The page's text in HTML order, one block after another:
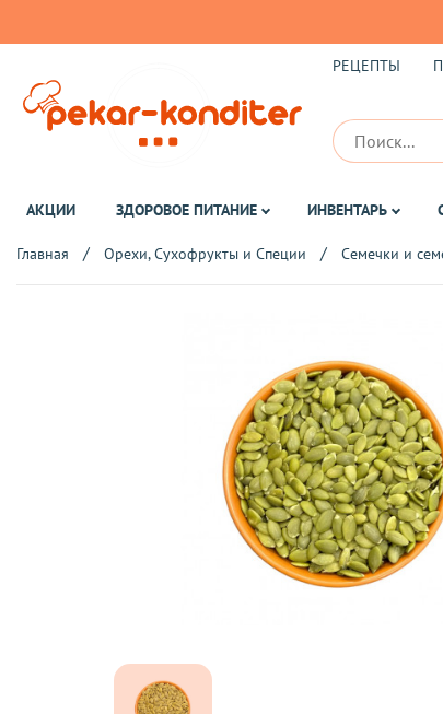
РЕЦЕПТЫ
АКЦИИ ЗДОРОВОЕ ПИТАНИЕ ИНВЕНТАРЬ
Главная Орехи, Сухофрукты и Специи Семечки и